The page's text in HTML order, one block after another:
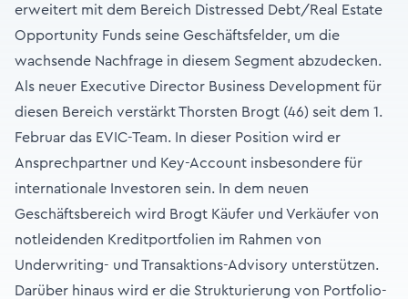
erweitert mit dem Bereich Distressed Debt/Real Estate
Opportunity Funds seine Geschäftsfelder, um die
wachsende Nachfrage in diesem Segment abzudecken.
Als neuer Executive Director Business Development für
diesen Bereich verstärkt Thorsten Brogt (46) seit dem 1.
Februar das EVIC-Team. In dieser Position wird er
Ansprechpartner und Key-Account insbesondere für
internationale Investoren sein. In dem neuen
Geschäftsbereich wird Brogt Käufer und Verkäufer von
notleidenden Kreditportfolien im Rahmen von
Underwriting- und Transaktions-Advisory unterstützen.
Darüber hinaus wird er die Strukturierung von Portfolio-